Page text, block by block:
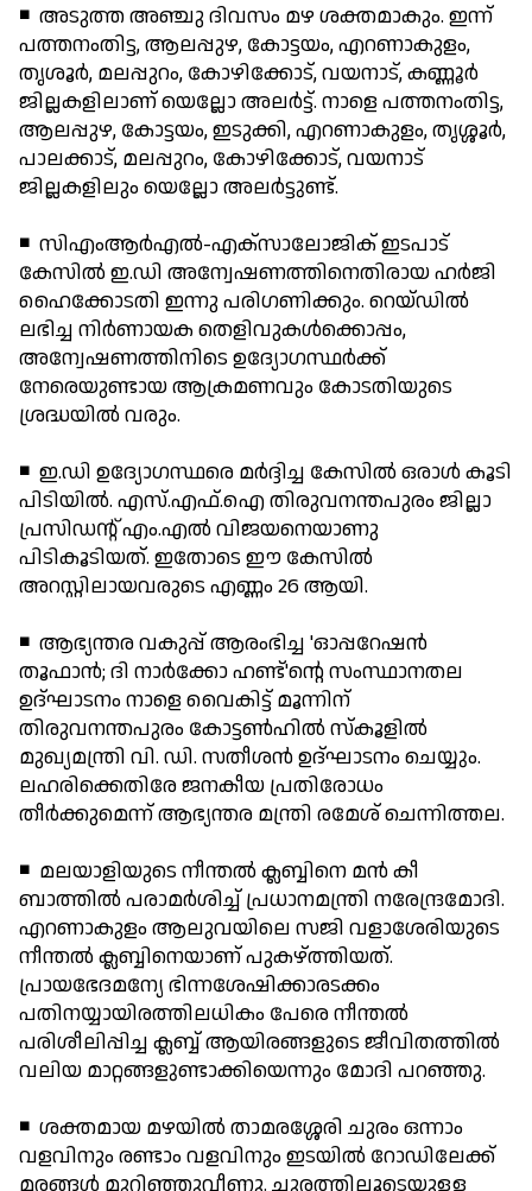
◾ അടുത്ത അഞ്ചു ദിവസം മഴ ശക്തമാകും. ഇന്ന്
പത്തനംതിട്ട, ആലപ്പുഴ, കോട്ടയം, എറണാകുളം,
തൃശൂര്‍, മലപ്പുറം, കോഴിക്കോട്, വയനാട്, കണ്ണൂര്‍
ജില്ലകളിലാണ് യെല്ലോ അലര്‍ട്ട്. നാളെ പത്തനംതിട്ട,
ആലപ്പുഴ, കോട്ടയം, ഇടുക്കി, എറണാകുളം, തൃശ്ശൂര്‍,
പാലക്കാട്, മലപ്പുറം, കോഴിക്കോട്, വയനാട്
ജില്ലകളിലും യെല്ലോ അലര്‍ട്ടുണ്ട്.
◾ സിഎംആര്‍എല്‍-എക്‌സാലോജിക് ഇടപാട്
കേസില്‍ ഇ.ഡി അന്വേഷണത്തിനെതിരായ ഹര്‍ജി
ഹൈക്കോടതി ഇന്നു പരിഗണിക്കും. റെയ്ഡില്‍
ലഭിച്ച നിര്‍ണായക തെളിവുകള്‍ക്കൊപ്പം,
അന്വേഷണത്തിനിടെ ഉദ്യോഗസ്ഥര്‍ക്ക്
നേരെയുണ്ടായ ആക്രമണവും കോടതിയുടെ
ശ്രദ്ധയില്‍ വരും.
◾ ഇ.ഡി ഉദ്യോഗസ്ഥരെ മര്‍ദ്ദിച്ച കേസില്‍ ഒരാള്‍ കൂടി
പിടിയില്‍. എസ്.എഫ്.ഐ തിരുവനന്തപുരം ജില്ലാ
പ്രസിഡന്റ് എം.എല്‍ വിജയനെയാണു
പിടികൂടിയത്. ഇതോടെ ഈ കേസില്‍
അറസ്റ്റിലായവരുടെ എണ്ണം 26 ആയി.
◾ ആഭ്യന്തര വകുപ്പ് ആരംഭിച്ച 'ഓപ്പറേഷന്‍
തൂഫാന്‍; ദി നാര്‍ക്കോ ഹണ്ട്'ന്റെ സംസ്ഥാനതല
ഉദ്ഘാടനം നാളെ വൈകിട്ട് മൂന്നിന്
തിരുവനന്തപുരം കോട്ടണ്‍ഹില്‍ സ്‌കൂളില്‍
മുഖ്യമന്ത്രി വി. ഡി. സതീശന്‍ ഉദ്ഘാടനം ചെയ്യും.
ലഹരിക്കെതിരേ ജനകീയ പ്രതിരോധം
തീര്‍ക്കുമെന്ന് ആഭ്യന്തര മന്ത്രി രമേശ് ചെന്നിത്തല.
◾ മലയാളിയുടെ നീന്തല്‍ ക്ലബ്ബിനെ മന്‍ കീ
ബാത്തില്‍ പരാമര്‍ശിച്ച് പ്രധാനമന്ത്രി നരേന്ദ്രമോദി.
എറണാകുളം ആലുവയിലെ സജി വളാശേരിയുടെ
നീന്തല്‍ ക്ലബ്ബിനെയാണ് പുകഴ്ത്തിയത്.
പ്രായഭേദമന്യേ ഭിന്നശേഷിക്കാരടക്കം
പതിനയ്യായിരത്തിലധികം പേരെ നീന്തല്‍
പരിശീലിപ്പിച്ച ക്ലബ്ബ് ആയിരങ്ങളുടെ ജീവിതത്തില്‍
വലിയ മാറ്റങ്ങളുണ്ടാക്കിയെന്നും മോദി പറഞ്ഞു.
◾ ശക്തമായ മഴയില്‍ താമരശ്ശേരി ചുരം ഒന്നാം
വളവിനും രണ്ടാം വളവിനും ഇടയില്‍ റോഡിലേക്ക്
മരങ്ങള്‍ മുറിഞ്ഞുവീണു. ചുരത്തിലൂടെയുള്ള